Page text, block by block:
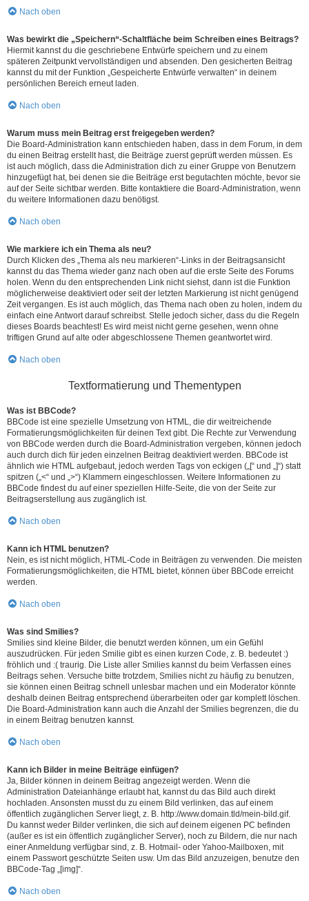
Nach oben
Was bewirkt die „Speichern“-Schaltfläche beim Schreiben eines Beitrags?
Hiermit kannst du die geschriebene Entwürfe speichern und zu einem
späteren Zeitpunkt vervollständigen und absenden. Den gesicherten Beitrag
kannst du mit der Funktion „Gespeicherte Entwürfe verwalten“ in deinem
persönlichen Bereich erneut laden.
Nach oben
Warum muss mein Beitrag erst freigegeben werden?
Die Board-Administration kann entschieden haben, dass in dem Forum, in dem
du einen Beitrag erstellt hast, die Beiträge zuerst geprüft werden müssen. Es
ist auch möglich, dass die Administration dich zu einer Gruppe von Benutzern
hinzugefügt hat, bei denen sie die Beiträge erst begutachten möchte, bevor sie
auf der Seite sichtbar werden. Bitte kontaktiere die Board-Administration, wenn
du weitere Informationen dazu benötigst.
Nach oben
Wie markiere ich ein Thema als neu?
Durch Klicken des „Thema als neu markieren“-Links in der Beitragsansicht
kannst du das Thema wieder ganz nach oben auf die erste Seite des Forums
holen. Wenn du den entsprechenden Link nicht siehst, dann ist die Funktion
möglicherweise deaktiviert oder seit der letzten Markierung ist nicht genügend
Zeit vergangen. Es ist auch möglich, das Thema nach oben zu holen, indem du
einfach eine Antwort darauf schreibst. Stelle jedoch sicher, dass du die Regeln
dieses Boards beachtest! Es wird meist nicht gerne gesehen, wenn ohne
triftigen Grund auf alte oder abgeschlossene Themen geantwortet wird.
Nach oben
Textformatierung und Thementypen
Was ist BBCode?
BBCode ist eine spezielle Umsetzung von HTML, die dir weitreichende
Formatierungsmöglichkeiten für deinen Text gibt. Die Rechte zur Verwendung
von BBCode werden durch die Board-Administration vergeben, können jedoch
auch durch dich für jeden einzelnen Beitrag deaktiviert werden. BBCode ist
ähnlich wie HTML aufgebaut, jedoch werden Tags von eckigen („[“ und „]“) statt
spitzen („<“ und „>“) Klammern eingeschlossen. Weitere Informationen zu
BBCode findest du auf einer speziellen Hilfe-Seite, die von der Seite zur
Beitragserstellung aus zugänglich ist.
Nach oben
Kann ich HTML benutzen?
Nein, es ist nicht möglich, HTML-Code in Beiträgen zu verwenden. Die meisten
Formatierungsmöglichkeiten, die HTML bietet, können über BBCode erreicht
werden.
Nach oben
Was sind Smilies?
Smilies sind kleine Bilder, die benutzt werden können, um ein Gefühl
auszudrücken. Für jeden Smilie gibt es einen kurzen Code, z. B. bedeutet :)
fröhlich und :( traurig. Die Liste aller Smilies kannst du beim Verfassen eines
Beitrags sehen. Versuche bitte trotzdem, Smilies nicht zu häufig zu benutzen,
sie können einen Beitrag schnell unlesbar machen und ein Moderator könnte
deshalb deinen Beitrag entsprechend überarbeiten oder gar komplett löschen.
Die Board-Administration kann auch die Anzahl der Smilies begrenzen, die du
in einem Beitrag benutzen kannst.
Nach oben
Kann ich Bilder in meine Beiträge einfügen?
Ja, Bilder können in deinem Beitrag angezeigt werden. Wenn die
Administration Dateianhänge erlaubt hat, kannst du das Bild auch direkt
hochladen. Ansonsten musst du zu einem Bild verlinken, das auf einem
öffentlich zugänglichen Server liegt, z. B. http://www.domain.tld/mein-bild.gif.
Du kannst weder Bilder verlinken, die sich auf deinem eigenen PC befinden
(außer es ist ein öffentlich zugänglicher Server), noch zu Bildern, die nur nach
einer Anmeldung verfügbar sind, z. B. Hotmail- oder Yahoo-Mailboxen, mit
einem Passwort geschützte Seiten usw. Um das Bild anzuzeigen, benutze den
BBCode-Tag „[img]“.
Nach oben